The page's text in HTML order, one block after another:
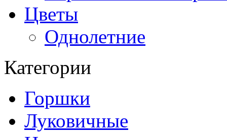
Цветы
Однолетние
Категории
Горшки
Луковичные